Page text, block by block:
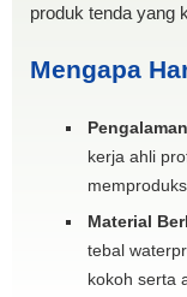
produk tenda yang
Mengapa
kerja ahli
Material
tebal
kokoh serta